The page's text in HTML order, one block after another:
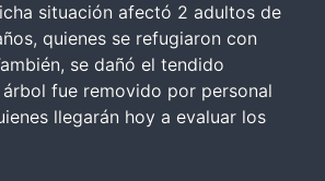
situación afectó 2 adultos de
quienes se refugiaron con
se dañó el tendido
fue removido por personal
llegarán hoy a evaluar los